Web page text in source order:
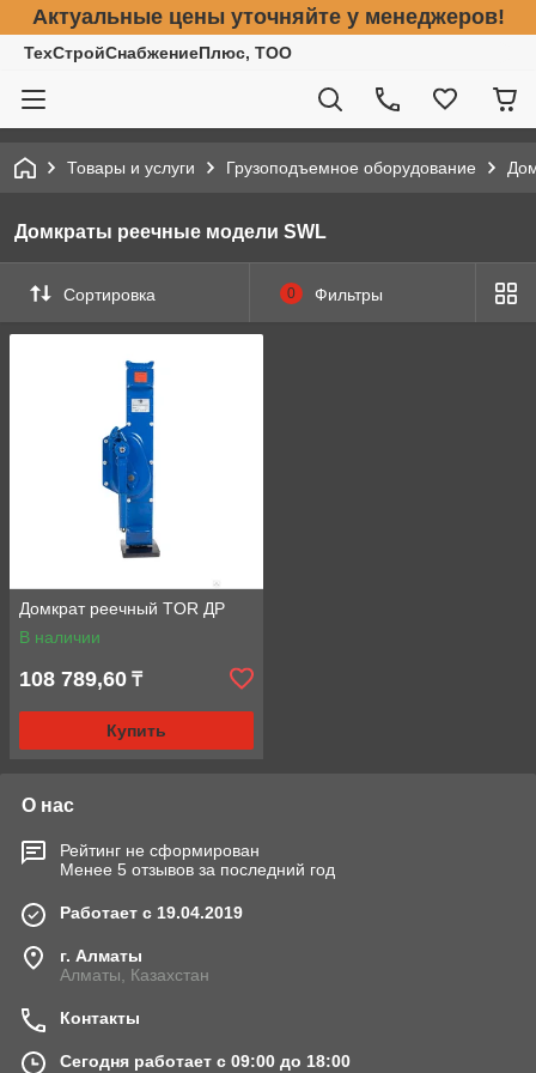
Актуальные цены уточняйте у менеджеров!
ТехСтройСнабжениеПлюс, ТОО
Товары и услуги Грузоподъемное оборудование
Домкраты реечные модели SWL
Сортировка 0 Фильтры
Домкрат реечный TOR ДР
В наличии
108 789,60 ₸
Купить
О нас
Рейтинг не сформирован
Менее 5 отзывов за последний год
Работает с 19.04.2019
г. Алматы
Алматы, Казахстан
Контакты
Сегодня работает с 09:00 до 18:00